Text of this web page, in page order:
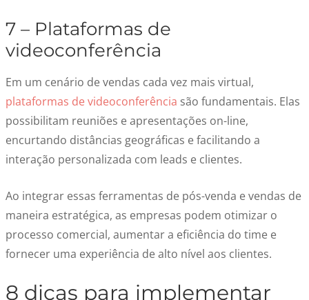
7 – Plataformas de
videoconferência
Em um cenário de vendas cada vez mais virtual,
plataformas de videoconferência são fundamentais. Elas
possibilitam reuniões e apresentações on-line,
encurtando distâncias geográficas e facilitando a
interação personalizada com leads e clientes.
Ao integrar essas ferramentas de pós-venda e vendas de
maneira estratégica, as empresas podem otimizar o
processo comercial, aumentar a eficiência do time e
fornecer uma experiência de alto nível aos clientes.
8 dicas para implementar